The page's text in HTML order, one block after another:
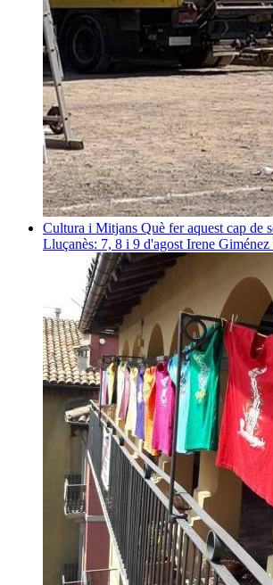
Cultura i Mitjans Què fer aquest cap de
Lluçanès: 7, 8 i 9 d'agost Irene